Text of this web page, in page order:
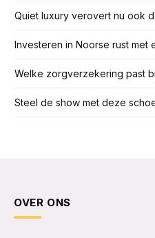
Quiet luxury verovert nu ook
Investeren in Noorse rust met
Welke zorgverzekering past
Steel de show met deze
OVER ONS